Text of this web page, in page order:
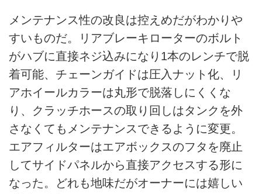
メンテナンス性の改良は控えめだがわかりや
すいものだ。リアブレーキローターのボルト
がハブに直接ネジ込みになり1本のレンチで脱
着可能、チェーンガイドは圧入ナット化、リ
アホイールカラーは丸形で脱落しにくくな
り、クラッチホースの取り回しはタンクを外
さなくてもメンテナンスできるように変更。
エアフィルターはエアボックスのフタを廃止
してサイドパネルから直接アクセスする形に
なった。どれも地味だがオーナーには嬉しい